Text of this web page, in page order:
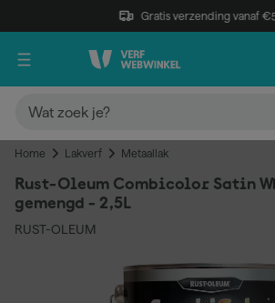
Gratis verzending vanaf
Home Lakverf Metaallak
Rust-Oleum Combicolor Satin
gemengd - 2,5L
RUST-OLEUM